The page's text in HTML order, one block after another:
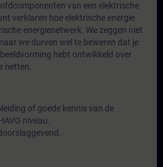
van een elektrische
verklaren hoe elektrische energie
energienetwerk. We zeggen niet
we durven wel te beweren dat je
hebt ontwikkeld over
netten.
of goede kennis van de
niveau.